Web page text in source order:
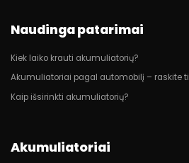
Naudinga patarimai
Kiek laiko krauti akumuliatorių?
Akumuliatoriai pagal automobilį – raskite
Kaip išsirinkti akumuliatorių?
Akumuliatoriai